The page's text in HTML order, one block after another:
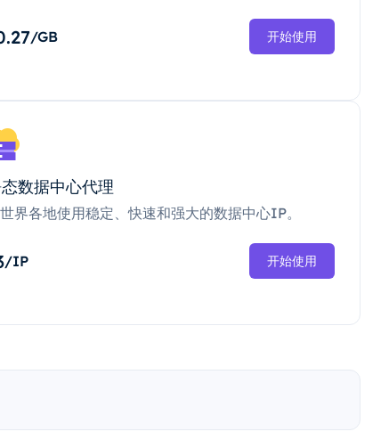
/GB 开始使用
数据中心代理
界各地使用稳定、快速和强大的数据中心IP。
/IP 开始使用